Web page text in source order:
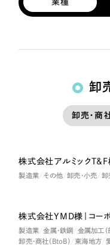
卸
卸売・商
株式会社アルミックT&F
製造業 その他 卸売・小売 卸
株式会社YMD様｜コーポ
製造業 金属・鉄鋼 金属加工（
卸売・商社（BtoB）
東海地方